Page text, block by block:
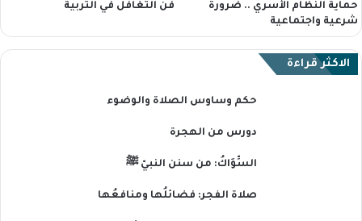
حماية النظام الأسري .. ضرورة
شرعية واجتماعية
فن التغافل في التربية
الاكثر قراءة
حكم وساوس الصلاة والوضوء
دورس من الهجرة
السِّوَاكُ: من سنن النبيّ ﷺ
صلاة الفجر: فضائلُها ومنافعُها